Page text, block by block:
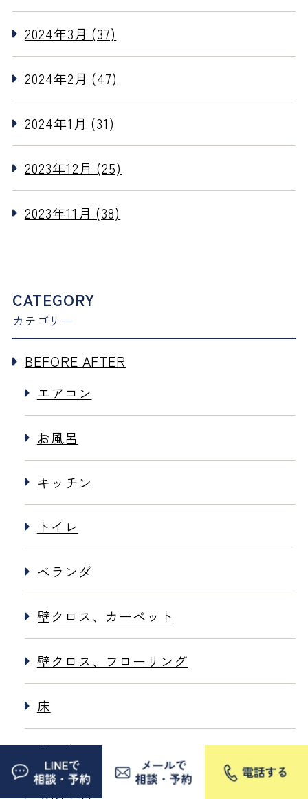
2024年3月 (37)
2024年2月 (47)
2024年1月 (31)
2023年12月 (25)
2023年11月 (38)
CATEGORY
カテゴリー
BEFORE AFTER
エアコン
お風呂
キッチン
トイレ
ベランダ
壁クロス、カーペット
壁クロス、フローリング
床
洗面台
玄関土間